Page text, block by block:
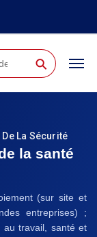
⚲
La Sécurité
la santé
(sur site et
entreprises) ;
au travail, santé et